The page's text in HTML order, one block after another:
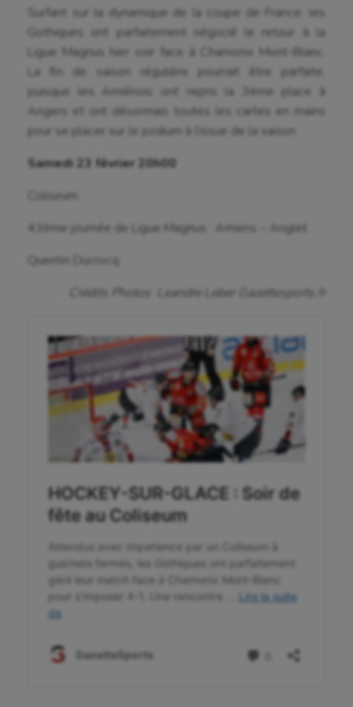
Longue paume
Moto
Natation
Natation artistique
Omnisports
Plongée
Randonnée / Marche
Roller-derby
Sarbacane
Sport adapté
Sport santé
Sport-entreprise
Tir
Surfant sur la dynamique de la coupe de France, les
Gothiques ont parfaitement négocié le retour à la
Ligue Magnus hier soir face à Chamonix Mont-Blanc.
La fin de saison régulière pourrait être parfaite,
puisque les Amiénois ont repris la 3ème place à
Angers et ont désormais toutes les cartes en mains
pour se placer sur le podium à l’issue de la saison.
Samedi 23 février 20h00
Coliseum
43ème journée de Ligue Magnus : Amiens – Anglet
Quentin Ducrocq
Crédits Photos Leandre Leber Gazettesports.fr